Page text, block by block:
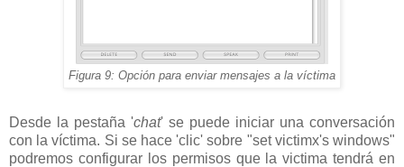
Figura 9: Opción para enviar mensajes a la víctima
Desde la pestaña 'chat' se puede iniciar una conversación
con la víctima. Si se hace 'clic' sobre "set victimx's windows"
podremos configurar los permisos que la victima tendrá en